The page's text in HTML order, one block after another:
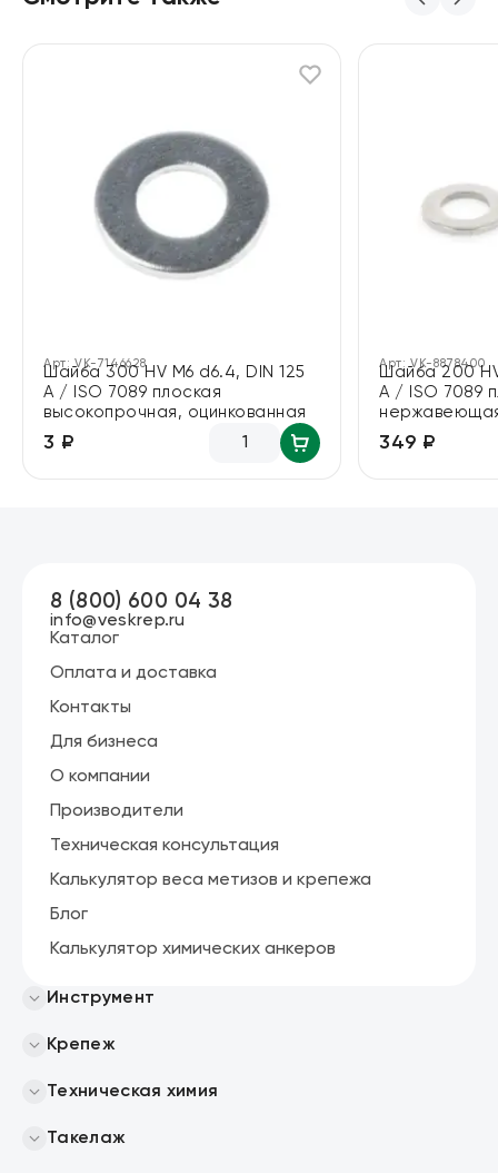
Арт:VK-7146628
Шайба 300 HV М6 d6.4, DIN 125
A / ISO 7089 плоская
высокопрочная, оцинкованная
3 ₽
Арт:VK-8878400
Шайба 200
A / ISO 7089
349 ₽
Инструмент
Крепеж
Техническая химия
Такелаж
Каталог
Оплата и доставка
Контакты
Для бизнеса
О компании
Производители
Техническая консультация
Калькулятор веса метизов и крепежа
Блог
Калькулятор химических анкеров
8 (800) 600 04 38
info@veskrep.ru